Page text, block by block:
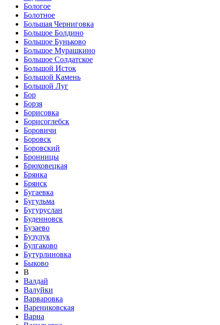
Бологое
Болотное
Большая Черниговка
Большое Болдино
Большое Буньково
Большое Мурашкино
Большое Солдатское
Большой Исток
Большой Камень
Большой Луг
Бор
Борзя
Борисовка
Борисоглебск
Боровичи
Боровск
Боровский
Бронницы
Брюховецкая
Брянка
Брянск
Бугаевка
Бугульма
Бугуруслан
Буденновск
Бузаево
Бузулук
Булгаково
Бутурлиновка
Быково
В
Валдай
Валуйки
Варваровка
Варениковская
Варна